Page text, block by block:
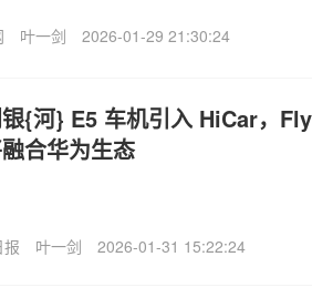
叶一剑 2026-01-29 21:30:24
{河} E5 车机引入 HiCar，
合华为生态
报 叶一剑 2026-01-31 15:22:24